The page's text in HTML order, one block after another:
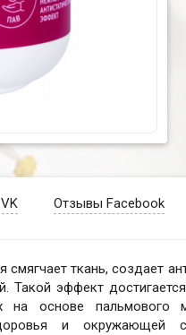
Отзывы Facebook
ткань, создает
Такой эффект
на основе пальмового
и окружающей